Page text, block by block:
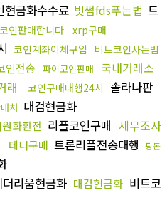
현금화수수료 빗썸fds푸는법 트
인판매합니다 xrp구매
코인계좌이체구입 비트코인사는법
인전송 파이코인판매
국내거래소
래 코인구매대행24시 솔라나판
처 대검현금화
화환전 리플코인구매 세무조사
테더구매 트론리플전송대행 핑돈
더리움현금화 대검현금화 비트코